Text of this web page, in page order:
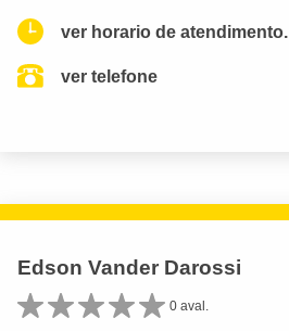
ver horario de atendimento.
ver telefone
Edson Vander Darossi
0 aval.